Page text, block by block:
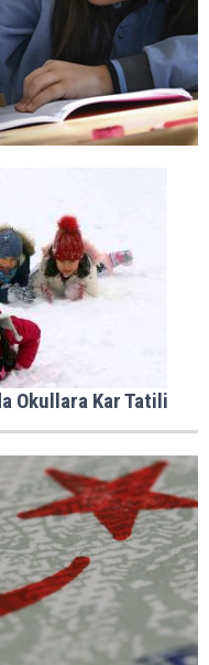
Okullara Kar Tatili